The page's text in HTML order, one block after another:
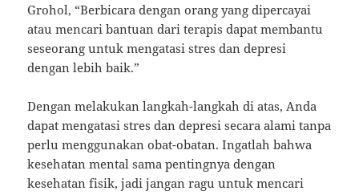
Grohol, “Berbicara dengan orang yang dipercayai
atau mencari bantuan dari terapis dapat membantu
seseorang untuk mengatasi stres dan depresi
dengan lebih baik.”
Dengan melakukan langkah-langkah di atas, Anda
dapat mengatasi stres dan depresi secara alami tanpa
perlu menggunakan obat-obatan. Ingatlah bahwa
kesehatan mental sama pentingnya dengan
kesehatan fisik, jadi jangan ragu untuk mencari